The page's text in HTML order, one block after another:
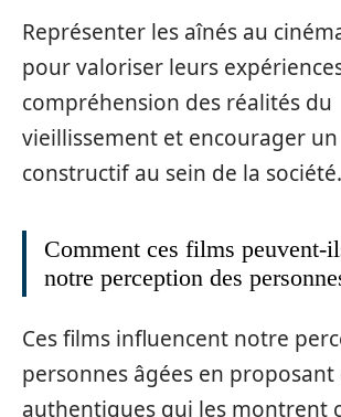
Représenter les aînés au
pour valoriser leurs
compréhension des réalités du
vieillissement et encourager
constructif au sein de la société.
Comment ces films peuvent-
notre perception des
Ces films influencent notre
personnes âgées en proposant
authentiques qui les montrent